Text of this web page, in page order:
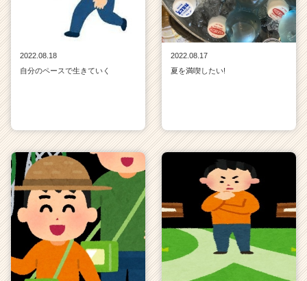
2022.08.18
自分のペースで生きていく
2022.08.17
夏を満喫したい!